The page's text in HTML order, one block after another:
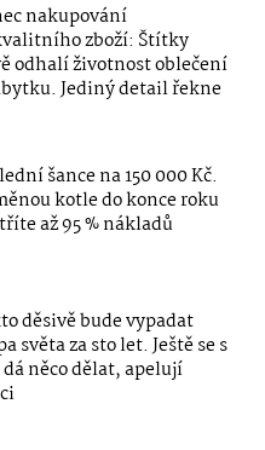
nakupování
zboží: Štítky
odhalí životnost oblečení
Jediný detail řekne
šance na 150 000 Kč.
kotle do konce roku
až 95 % nákladů
děsivě bude vypadat
světa za sto let. Ještě se s
něco dělat, apelují